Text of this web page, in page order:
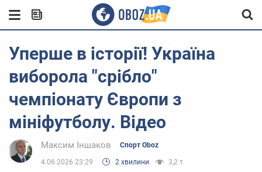
Уперше в історії! Україна
виборола "срібло"
чемпіонату Європи з
мініфутболу. Відео
Максим Іншаков Спорт Oboz
4.06.2026 23:29 2 хвилини 3,2 т.